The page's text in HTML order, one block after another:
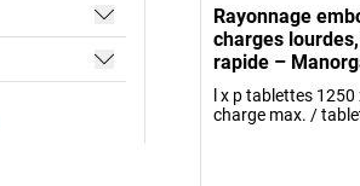
Rayonnage
charges
rapide –
l x p tablettes
charge max. /